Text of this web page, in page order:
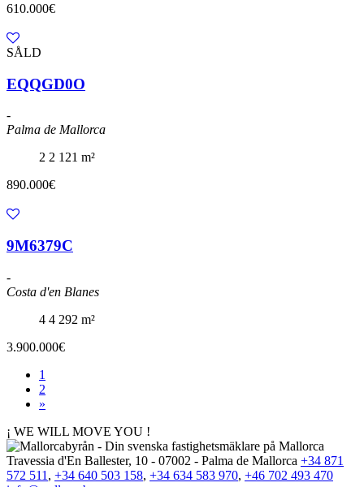
610.000€
SÅLD
EQQGD0O
-
Palma de Mallorca
2 2 121 m²
890.000€
9M6379C
-
Costa d'en Blanes
4 4 292 m²
3.900.000€
1
2
»
¡ WE WILL MOVE YOU !
Travessia d'En Ballester, 10 - 07002 - Palma de Mallorca +34 871
572 511 , +34 640 503 158, +34 634 583 970, +46 702 493 470